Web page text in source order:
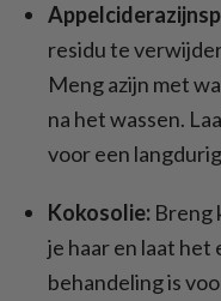
residu te
Meng azijn met
na het wassen.
voor een
Kokosolie: Breng
je haar en laat
behandeling is